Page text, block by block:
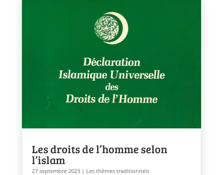
Les droits de l’homme selon
l’islam
27 septembre 2023| Les thèmes traditionnels